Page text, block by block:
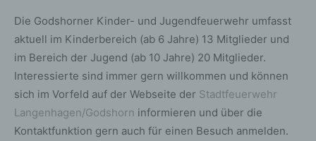
Die Godshorner Kinder- und Jugendfeuerwehr umfasst
aktuell im Kinderbereich (ab 6 Jahre) 13 Mitglieder und
im Bereich der Jugend (ab 10 Jahre) 20 Mitglieder.
Interessierte sind immer gern willkommen und können
sich im Vorfeld auf der Webseite der Stadtfeuerwehr
Langenhagen/Godshorn informieren und über die
Kontaktfunktion gern auch für einen Besuch anmelden.